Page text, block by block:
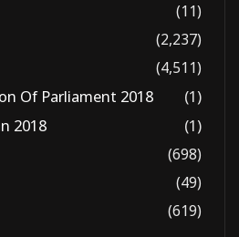
(11)
(2,237)
(4,511)
Of Parliament 2018
(1)
2018
(1)
(698)
(49)
(619)